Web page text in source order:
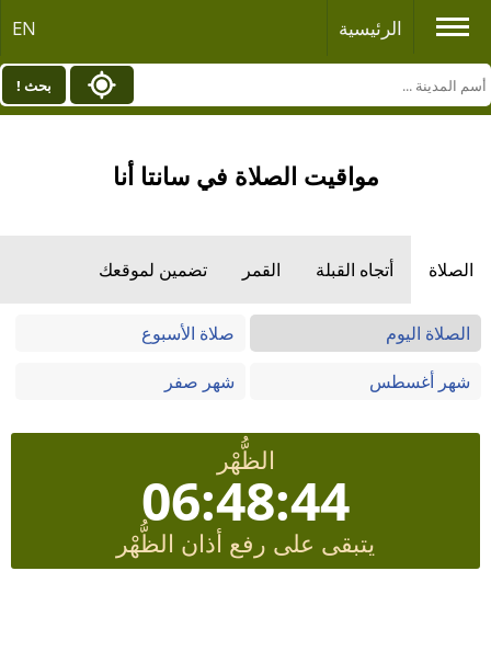
الرئيسية EN
بحث !
مواقيت الصلاة في سانتا أنا
الصلاة أتجاه القبلة القمر تضمين لموقعك
الصلاة اليوم
صلاة الأسبوع
شهر أغسطس
شهر صفر
الظُّهْر
06:48:43
يتبقى على رفع أذان الظُّهْر